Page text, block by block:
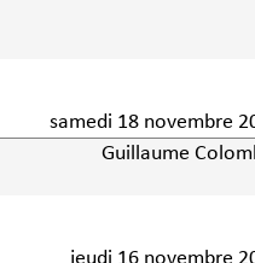
samedi 18 novembre
Guillaume
jeudi 16 novembre